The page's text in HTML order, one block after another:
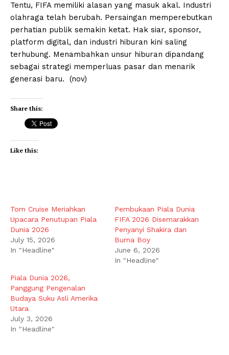
Tentu, FIFA memiliki alasan yang masuk akal. Industri
olahraga telah berubah. Persaingan memperebutkan
perhatian publik semakin ketat. Hak siar, sponsor,
platform digital, dan industri hiburan kini saling
terhubung. Menambahkan unsur hiburan dipandang
sebagai strategi memperluas pasar dan menarik
generasi baru. (nov)
Share this:
Like this:
Tom Cruise Meriahkan
Upacara Penutupan Piala
Dunia 2026
July 15, 2026
In "Headline"
Pembukaan Piala Dunia
FIFA 2026 Disemarakkan
Penyanyi Shakira dan
Burna Boy
June 6, 2026
In "Headline"
Piala Dunia 2026,
Panggung Pengenalan
Budaya Suku Asli Amerika
Utara
July 3, 2026
In "Headline"